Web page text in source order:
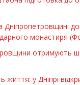
монастиря
отримують
життя: у Дніпрі